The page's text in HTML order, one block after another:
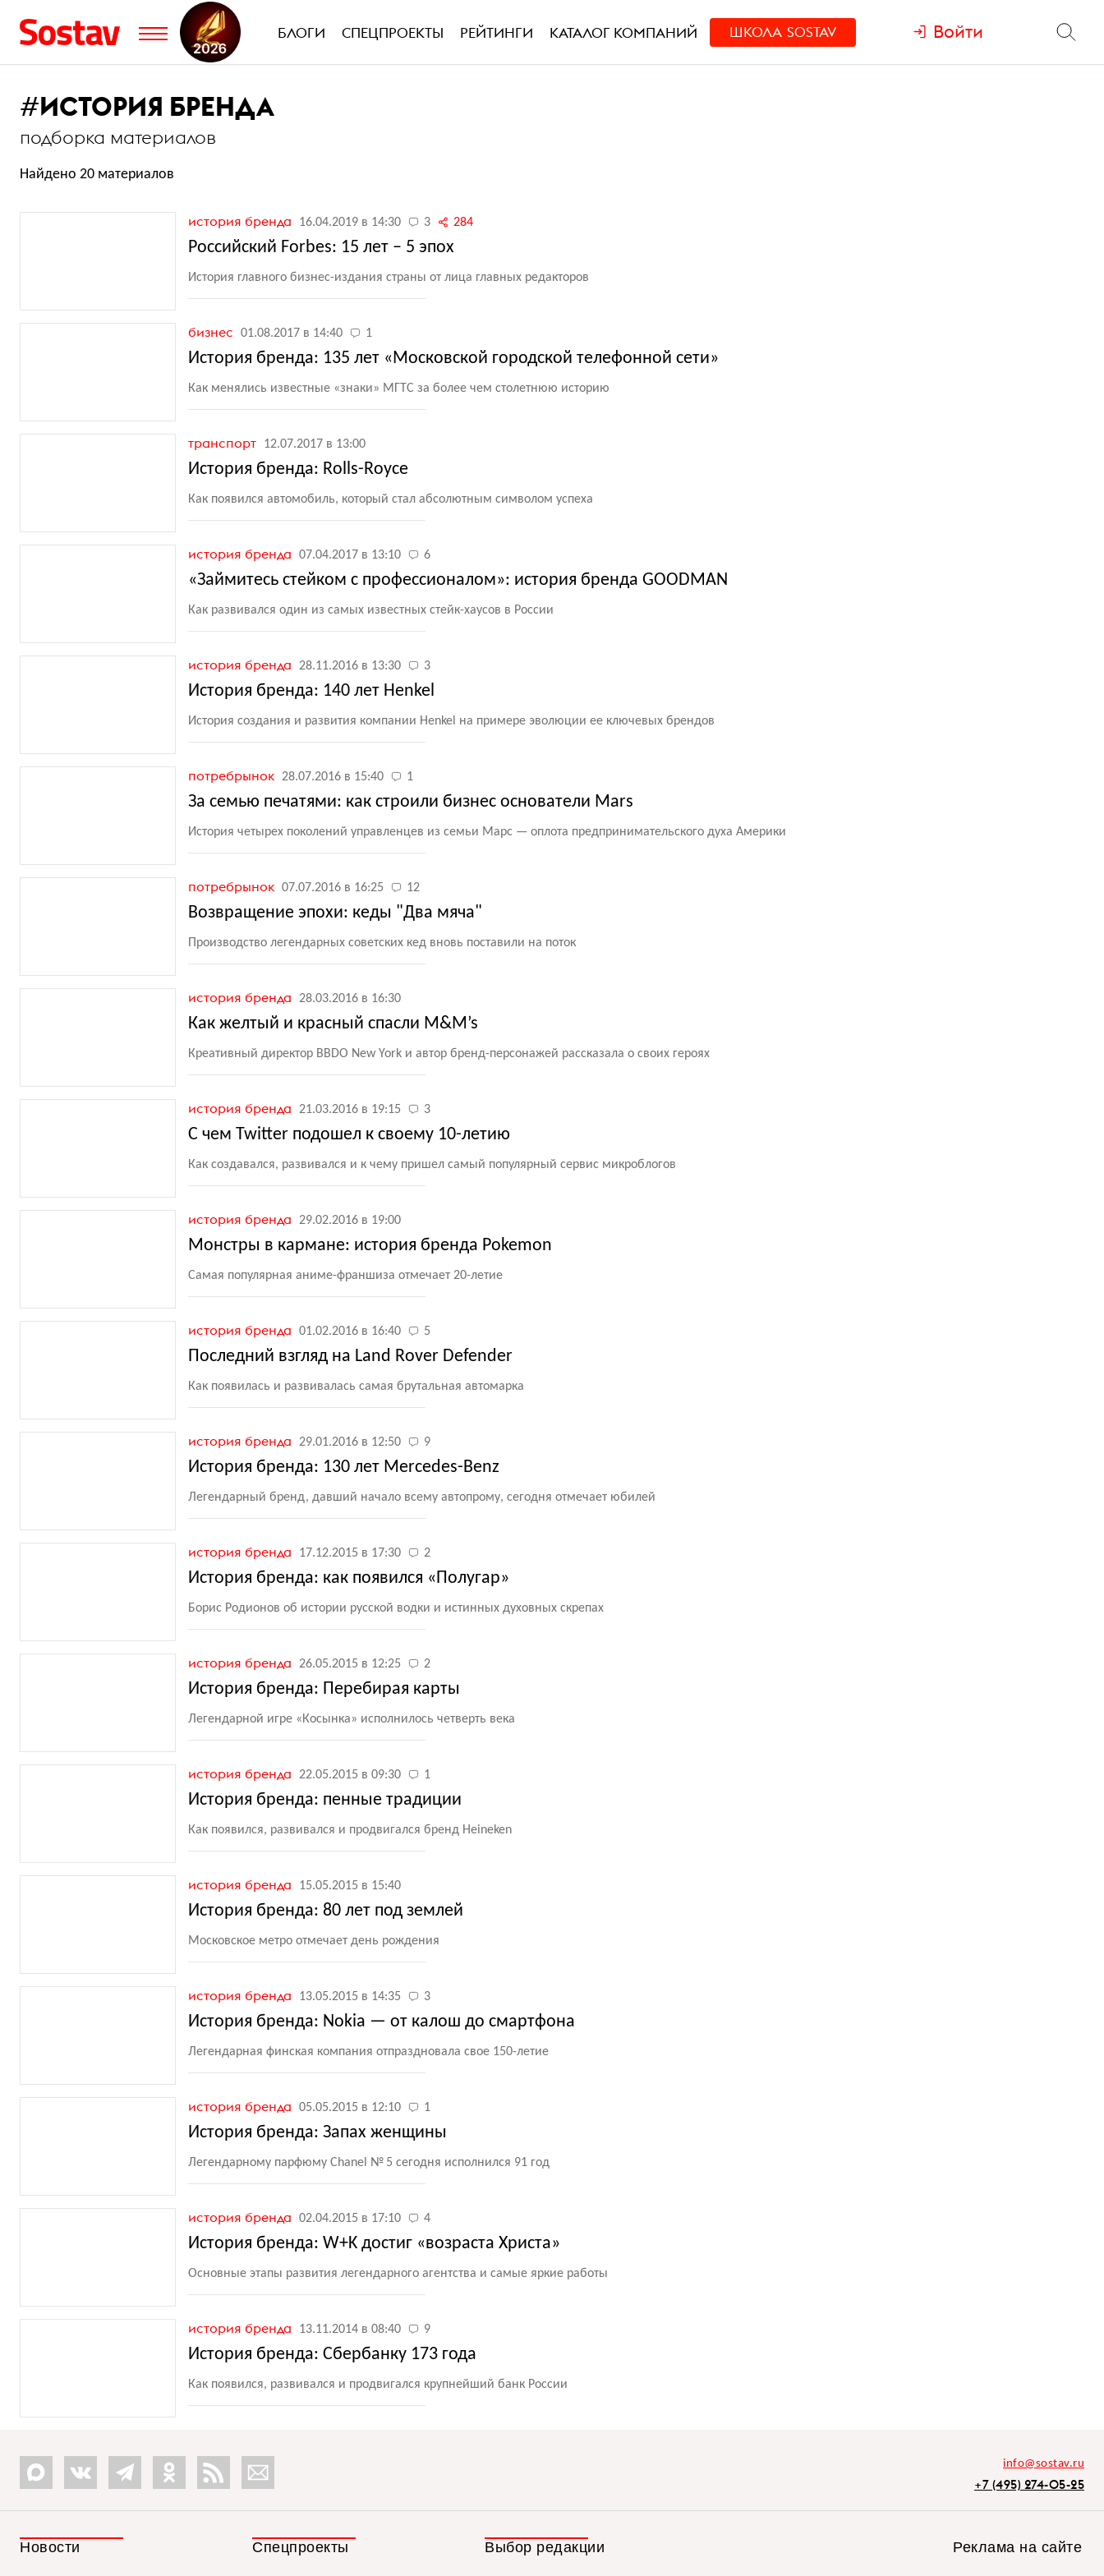
БЛОГИ СПЕЦПРОЕКТЫ РЕЙТИНГИ КАТАЛОГ КОМПАНИЙ ШКОЛА SOSTAV Войти
#ИСТОРИЯ БРЕНДА
подборка материалов
Найдено 20 материалов
история бренда 16.04.2019 в 14:30 3 284
Российский Forbes: 15 лет – 5 эпох
История главного бизнес-издания страны от лица главных редакторов
бизнес 01.08.2017 в 14:40 1
История бренда: 135 лет «Московской городской телефонной сети»
Как менялись известные «знаки» МГТС за более чем столетнюю историю
транспорт 12.07.2017 в 13:00
История бренда: Rolls-Royce
Как появился автомобиль, который стал абсолютным символом успеха
история бренда 07.04.2017 в 13:10 6
«Займитесь стейком с профессионалом»: история бренда GOODMAN
Как развивался один из самых известных стейк-хаусов в России
история бренда 28.11.2016 в 13:30 3
История бренда: 140 лет Henkel
История создания и развития компании Henkel на примере эволюции ее ключевых брендов
потребрынок 28.07.2016 в 15:40 1
За семью печатями: как строили бизнес основатели Mars
История четырех поколений управленцев из семьи Марс — оплота предпринимательского духа Америки
потребрынок 07.07.2016 в 16:25 12
Возвращение эпохи: кеды "Два мяча"
Производство легендарных советских кед вновь поставили на поток
история бренда 28.03.2016 в 16:30
Как желтый и красный спасли M&M’s
Креативный директор BBDO New York и автор бренд-персонажей рассказала о своих героях
история бренда 21.03.2016 в 19:15 3
С чем Twitter подошел к своему 10-летию
Как создавался, развивался и к чему пришел самый популярный сервис микроблогов
история бренда 29.02.2016 в 19:00
Монстры в кармане: история бренда Pokemon
Самая популярная аниме-франшиза отмечает 20-летие
история бренда 01.02.2016 в 16:40 5
Последний взгляд на Land Rover Defender
Как появилась и развивалась самая брутальная автомарка
история бренда 29.01.2016 в 12:50 9
История бренда: 130 лет Mercedes-Benz
Легендарный бренд, давший начало всему автопрому, сегодня отмечает юбилей
история бренда 17.12.2015 в 17:30 2
История бренда: как появился «Полугар»
Борис Родионов об истории русской водки и истинных духовных скрепах
история бренда 26.05.2015 в 12:25 2
История бренда: Перебирая карты
Легендарной игре «Косынка» исполнилось четверть века
история бренда 22.05.2015 в 09:30 1
История бренда: пенные традиции
Как появился, развивался и продвигался бренд Heineken
история бренда 15.05.2015 в 15:40
История бренда: 80 лет под землей
Московское метро отмечает день рождения
история бренда 13.05.2015 в 14:35 3
История бренда: Nokia — от калош до смартфона
Легендарная финская компания отпраздновала свое 150-летие
история бренда 05.05.2015 в 12:10 1
История бренда: Запах женщины
Легендарному парфюму Chanel № 5 сегодня исполнился 91 год
история бренда 02.04.2015 в 17:10 4
История бренда: W+K достиг «возраста Христа»
Основные этапы развития легендарного агентства и самые яркие работы
история бренда 13.11.2014 в 08:40 9
История бренда: Сбербанку 173 года
Как появился, развивался и продвигался крупнейший банк России
info@sostav.ru
+7 (495) 274-05-25
Новости Спецпроекты Выбор редакции Реклама на сайте